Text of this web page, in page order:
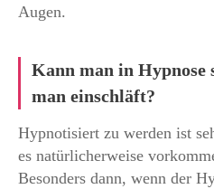
Augen.
Kann man in Hypnose
man einschläft?
Hypnotisiert zu werden ist
es natürlicherweise
Besonders dann, wenn der